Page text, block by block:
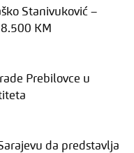
Stanivuković –
KM
Prebilovce u
da predstavlja